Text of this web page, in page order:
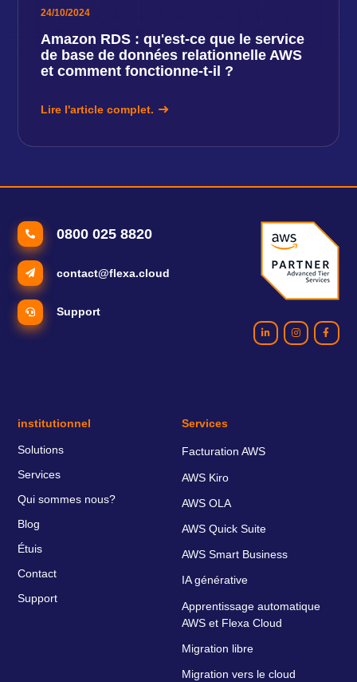
24/10/2024
Amazon RDS : qu'est-ce que le service
de base de données relationnelle AWS
et comment fonctionne-t-il ?
Lire l'article complet.
0800 025 8820
contact@flexa.cloud
Support
institutionnel
Solutions
Services
Qui sommes nous?
Blog
Étuis
Contact
Support
Services
Facturation AWS
AWS Kiro
AWS OLA
AWS Quick Suite
AWS Smart Business
IA générative
Apprentissage automatique
AWS et Flexa Cloud
Migration libre
Migration vers le cloud